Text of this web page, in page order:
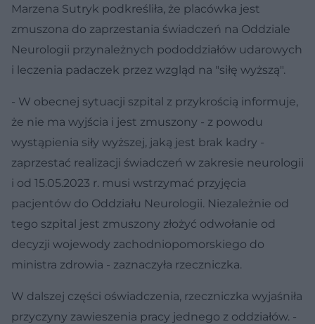
Marzena Sutryk podkreśliła, że placówka jest
zmuszona do zaprzestania świadczeń na Oddziale
Neurologii przynależnych pododdziałów udarowych
i leczenia padaczek przez wzgląd na "siłę wyższą".
- W obecnej sytuacji szpital z przykrością informuje,
że nie ma wyjścia i jest zmuszony - z powodu
wystąpienia siły wyższej, jaką jest brak kadry -
zaprzestać realizacji świadczeń w zakresie neurologii
i od 15.05.2023 r. musi wstrzymać przyjęcia
pacjentów do Oddziału Neurologii. Niezależnie od
tego szpital jest zmuszony złożyć odwołanie od
decyzji wojewody zachodniopomorskiego do
ministra zdrowia - zaznaczyła rzeczniczka.
W dalszej części oświadczenia, rzeczniczka wyjaśniła
przyczyny zawieszenia pracy jednego z oddziałów. -